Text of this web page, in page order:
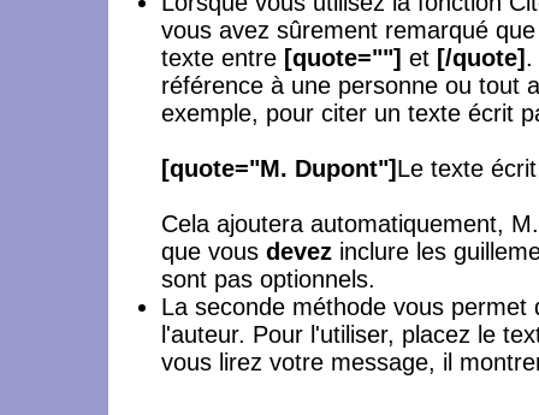
vous avez sûrement remarqué
texte entre [quote=""] et [/quote] .
référence à une personne ou tout
exemple, pour citer un texte écrit
[quote="M. Dupont"] Le texte
Cela ajoutera automatiquement,
que vous devez inclure les
sont pas optionnels.
La seconde méthode vous
l'auteur. Pour l'utiliser, placez le
vous lirez votre message, il